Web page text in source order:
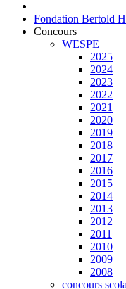
Fondation Bertold
Concours
WESPE
2025
2024
2023
2022
2021
2020
2019
2018
2017
2016
2015
2014
2013
2012
2011
2010
2009
2008
concours